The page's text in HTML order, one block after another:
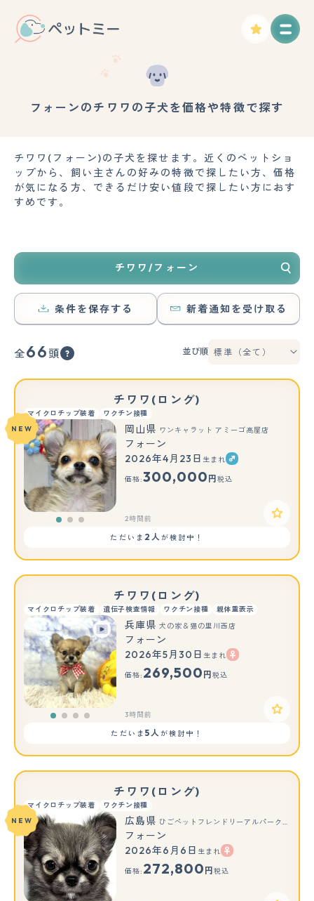
フォーンのチワワの子犬を価格や特徴で探す
チワワ(フォーン)の子犬を探せます。近くのペットショ
ップから、飼い主さんの好みの特徴で探したい方、価格
が気になる方、できるだけ安い値段で探したい方におす
すめです。
チワワ/フォーン
条件を保存する 新着通知を受け取る
全66 頭 並び順
チワワ(ロング)
マイクロチップ装着 ワクチン接種
もっと見る
NEW 岡山県 ワンキャラット アミーゴ高屋店
フォーン
2026年4月23日 生まれ
価格:300,000 円 税込
2時間前
ただいま 2人が検討中！
チワワ(ロング)
マイクロチップ装着 遺伝子検査情報 ワクチン接種 親体重表示
兵庫県 犬の家＆猫の里川西店
フォーン
2026年5月30日 生まれ
価格: 269,500 円 税込
3時間前
ただいま 5人が検討中！
チワワ(ロング)
マイクロチップ装着 ワクチン接種
もっと見る
NEW 広島県 ひごペットフレンドリーアルパーク広島店
フォーン
2026年6月6日 生まれ
価格: 272,800 円 税込